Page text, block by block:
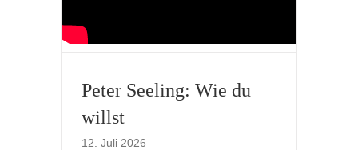
Peter Seeling: Wie du
willst
12. Juli 2026